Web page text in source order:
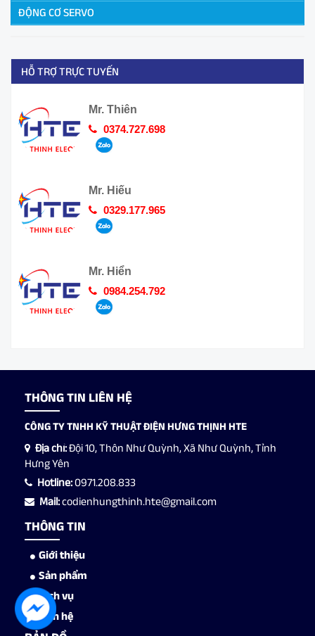
ĐỘNG CƠ SERVO
HỖ TRỢ TRỰC TUYẾN
Mr. Thiên
0374.727.698
Mr. Hiếu
0329.177.965
Mr. Hiển
0984.254.792
THÔNG TIN LIÊN HỆ
CÔNG TY TNHH KỸ THUẬT ĐIỆN HƯNG THỊNH HTE
Địa chỉ:Đội 10, Thôn Như Quỳnh, Xã Như Quỳnh, Tỉnh
Hưng Yên
Hotline:0971.208.833
Mail:codienhungthinh.hte@gmail.com
THÔNG TIN
Giới thiệu
Sản phẩm
Dịch vụ
Liên hệ